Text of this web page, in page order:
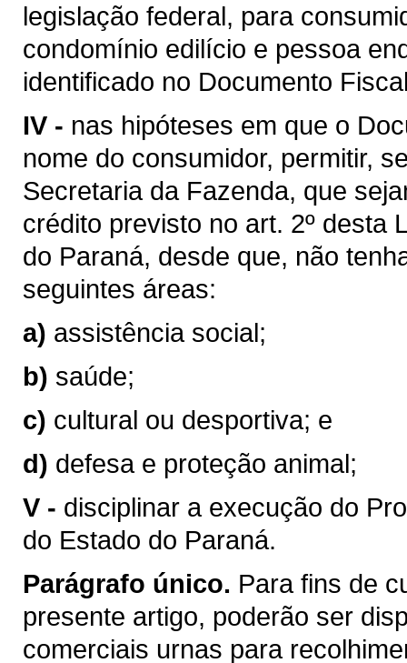
legislação federal, para
condomínio edilício e pessoa
identificado no Documento
IV - nas hipóteses em que o
nome do consumidor, permitir,
Secretaria da Fazenda, que
crédito previsto no art. 2º desta
do Paraná, desde que, não
seguintes áreas:
a) assistência social;
b) saúde;
c) cultural ou desportiva; e
d) defesa e proteção animal;
V - disciplinar a execução do
do Estado do Paraná.
Parágrafo único. Para fins de
presente artigo, poderão ser
comerciais urnas para